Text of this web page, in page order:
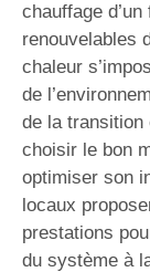
chauffage
renouvelables
chaleur
de
de la transition
choisir le bon
optimiser son
locaux
prestations
du système à